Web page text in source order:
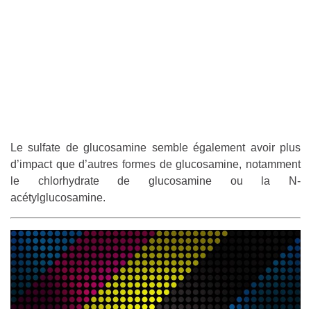
Le sulfate de glucosamine semble également avoir plus
d’impact que d’autres formes de glucosamine, notamment
le chlorhydrate de glucosamine ou la N-
acétylglucosamine.